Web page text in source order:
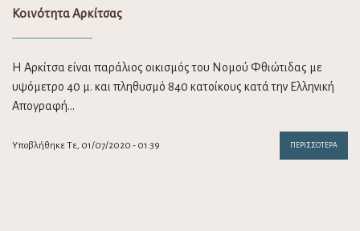
Κοινότητα Αρκίτσας
Η Αρκίτσα είναι παράλιος οικισμός του Νομού Φθιώτιδας με
υψόμετρο 40 μ. και πληθυσμό 840 κατοίκους κατά την Ελληνική
Απογραφή…
Υποβλήθηκε Τε, 01/07/2020 - 01:39 ΠΕΡΙΣΣΌΤΕΡΑ